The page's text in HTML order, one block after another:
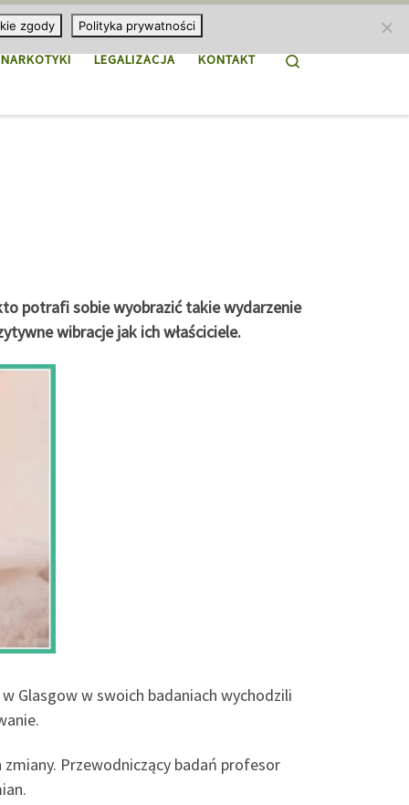
NARKOTYKI LEGALIZACJA KONTAKT Search
potrafi sobie wyobrazić takie wydarzenie
wibracje jak ich właściciele.
Glasgow w swoich badaniach wychodzili
Przewodniczący badań profesor
zgody Polityka prywatności